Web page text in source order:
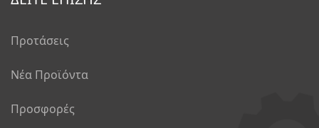
Προτάσεις
Νέα Προϊόντα
Προσφορές